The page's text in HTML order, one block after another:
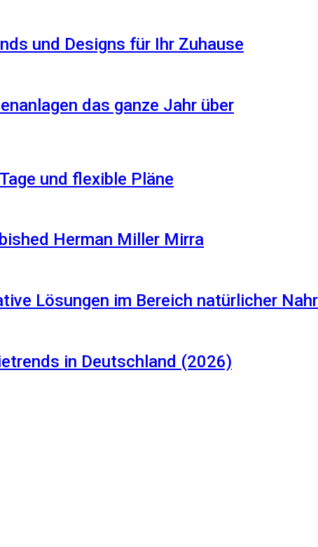
und Designs für Ihr Zuhause
das ganze Jahr über
und flexible Pläne
Herman Miller Mirra
Lösungen im Bereich natürlicher
in Deutschland (2026)